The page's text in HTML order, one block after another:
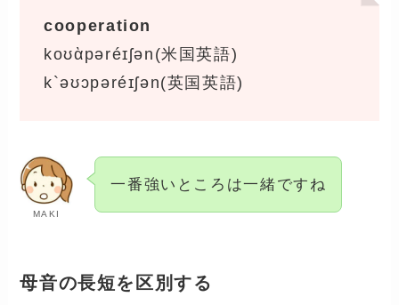
cooperation
koʊὰpəréɪʃən(米国英語)
k`əʊɔpəréɪʃən(英国英語)
MAKI
一番強いところは一緒ですね
母音の長短を区別する